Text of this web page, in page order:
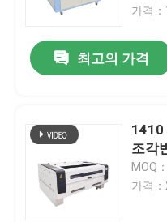
가격
최고의 가격
1410
조각
MOQ
가격